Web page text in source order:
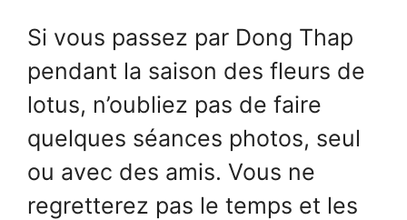
Si vous passez par Dong Thap
pendant la saison des fleurs de
lotus, n’oubliez pas de faire
quelques séances photos, seul
ou avec des amis. Vous ne
regretterez pas le temps et les